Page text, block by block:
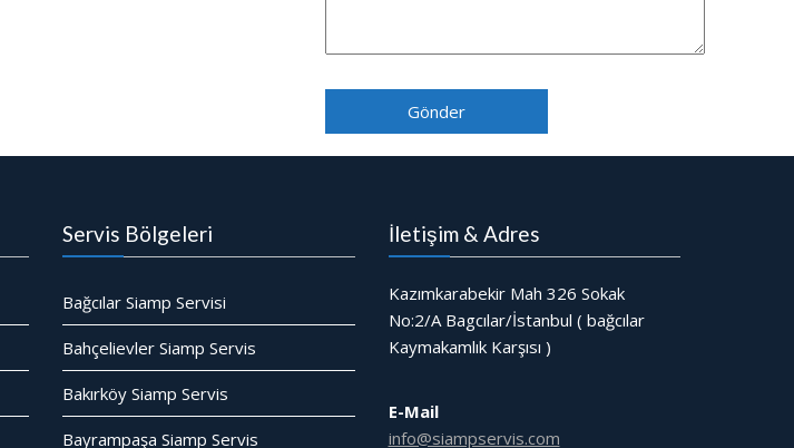
Servis Bölgeleri
Bağcılar Siamp Servisi
Bahçelievler Siamp Servis
Bakırköy Siamp Servis
Bayrampaşa Siamp Servis
İletişim & Adres
Kazımkarabekir Mah 326 Sokak
No:2/A Bagcılar/İstanbul ( bağcılar
Kaymakamlık Karşısı )
E-Mail
info@siampservis.com